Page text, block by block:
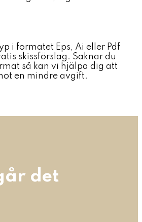
i formatet Eps, Ai eller Pdf
skissförslag. Saknar du
så kan vi hjälpa dig att
en mindre avgift.
det